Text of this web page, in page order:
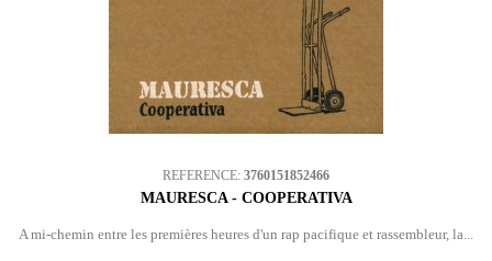
REFERENCE: 3760151852466
MAURESCA - COOPERATIVA
A mi-chemin entre les premières heures d'un rap pacifique et rassembleur, la...